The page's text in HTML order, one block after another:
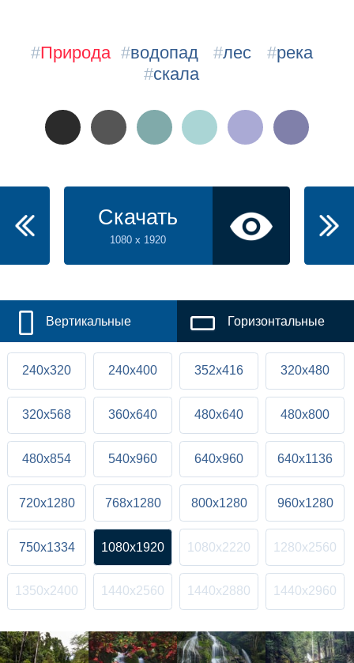
#Природа #водопад #лес #река
#скала
Скачать
1080 x 1920
Вертикальные Горизонтальные
240x320 240x400 352x416 320x480
320x568 360x640 480x640 480x800
480x854 540x960 640x960 640x1136
720x1280 768x1280 800x1280 960x1280
750x1334 1080x1920 1080x2220 1280x2560
1350x2400 1440x2560 1440x2880 1440x2960